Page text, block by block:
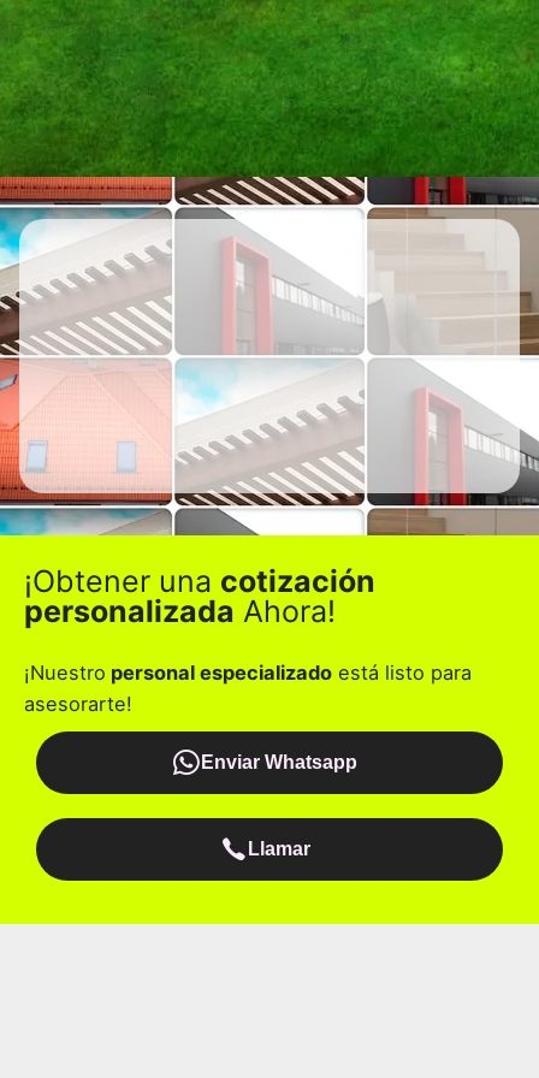
¡Obtener una cotización
personalizada Ahora!
¡Nuestro personal especializado está listo para
asesorarte!
Enviar Whatsapp
Llamar